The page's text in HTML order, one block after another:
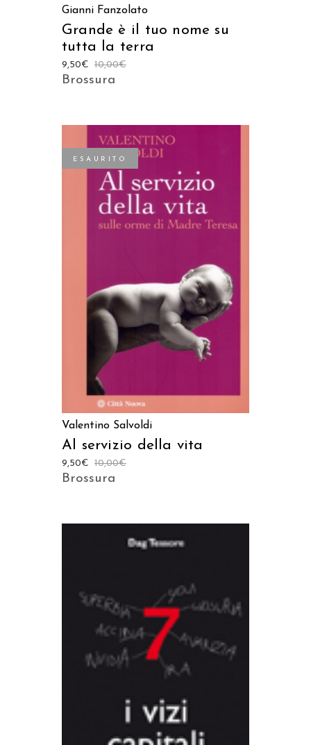
Gianni Fanzolato
Grande è il tuo nome su
tutta la terra
10,00€
9,50€
Brossura
ESAURITO
Valentino Salvoldi
Al servizio della vita
10,00€
9,50€
Brossura
AGGIUNGI AL CARRELLO